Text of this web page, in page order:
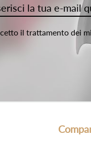
il trattamento dei